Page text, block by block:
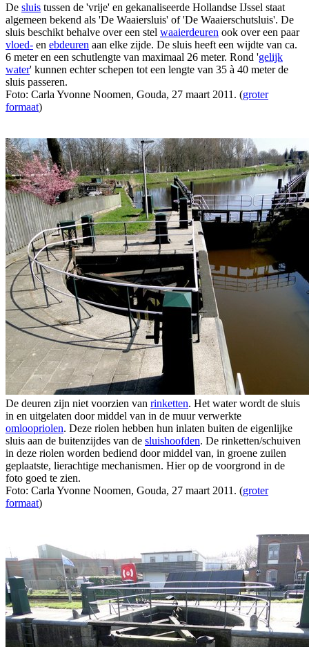
De sluis tussen de 'vrije' en gekanaliseerde Hollandse IJssel staat
algemeen bekend als 'De Waaiersluis' of 'De Waaierschutsluis'. De
sluis beschikt behalve over een stel waaierdeuren ook over een paar
vloed- en ebdeuren aan elke zijde. De sluis heeft een wijdte van ca.
6 meter en een schutlengte van maximaal 26 meter. Rond 'gelijk
water' kunnen echter schepen tot een lengte van 35 à 40 meter de
sluis passeren.
Foto: Carla Yvonne Noomen, Gouda, 27 maart 2011. (groter
formaat)
De deuren zijn niet voorzien van rinketten. Het water wordt de sluis
in en uitgelaten door middel van in de muur verwerkte
omloopriolen. Deze riolen hebben hun inlaten buiten de eigenlijke
sluis aan de buitenzijdes van de sluishoofden. De rinketten/schuiven
in deze riolen worden bediend door middel van, in groene zuilen
geplaatste, lierachtige mechanismen. Hier op de voorgrond in de
foto goed te zien.
Foto: Carla Yvonne Noomen, Gouda, 27 maart 2011. (groter
formaat)